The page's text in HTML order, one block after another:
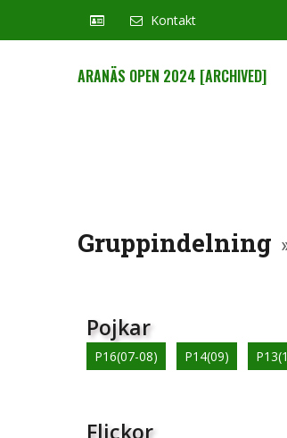
Kontakt
ARANÄS OPEN 2024 [ARCHIVED]
Gruppindelning
Pojkar
P16(07-08) P14(09)
Flickor